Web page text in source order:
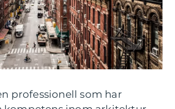
professionell som har